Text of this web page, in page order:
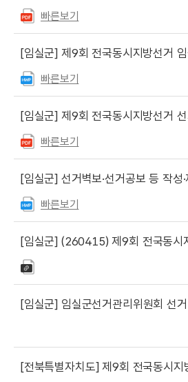
빠른보기
[임실군] 제9회 전국동시지방선거 임실군 선거
빠른보기
[임실군] 제9회 전국동시지방선거 선거권
빠른보기
[임실군] 선거벽보·선거공보 등 작성
빠른보기
[임실군] (260415) 제9회 전국동시지방선거 후보자등록신
[임실군] 임실군선거관리위원회 선거 공정선거지원단(3차)
[전북특별자치도] 제9회 전국동시지방선거 후보자등록 설명회